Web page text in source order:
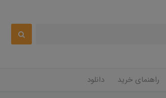
راهنمای خرید دانلود